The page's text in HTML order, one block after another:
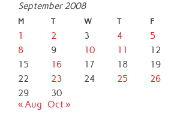
September 2008
M T W T F
1 2 3 4 5
8
9 10 11 12
15
16 17 18 19
22
23 24 25 26
29
30
« Aug
Oct »